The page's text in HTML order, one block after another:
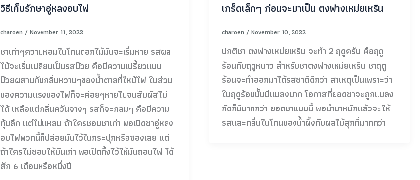
วิธีเก็บรักษาอู่หลงอบไฟ
charoen / November 11, 2022
ชาเก่าๆความหอมในโทนดอกไม้มันจะเริ่มหาย รสผล
ไม้จะเริ่มเปลี่ยนเป็นรสบ๊วย คือมีความเปรี้ยวแบบ
บ๊วยผสานกับกลิ่นหวานๆของน้ำตาลที่ไหม้ไฟ ในส่วน
ของความแรงของไฟก็จะค่อยๆหายไปจนสัมผัสไม่
ได้ เหลือแต่กลิ่นควันจางๆ รสก็จะกลมๆ คือมีความ
ทุ้มลึก แต่ไม่แหลม ถ้าใครชอบชาเก่า พอเปิดชาอู่หลง
อบไฟพวกนี้ก็ปล่อยมันไว้ในกระปุกหรือซองเลย แต่
ถ้าใครไม่ชอบให้มันเก่า พอเปิดทิ้งไว้ให้มันถอนไฟ ได้
สัก 6 เดือนหรือหนึ่งปี
เกร็ดเล็กๆ ก่อนจะมาเป็น ตงฟางเหม่ยเหริน
charoen / November 10, 2022
ปกติชา ตงฟางเหม่ยเหริน จะทำ 2 ฤดูครับ คือฤดู
ร้อนกับฤดูหนาว สำหรับชาตงฟางเหม่ยเหริน ชาฤดู
ร้อนจะทำออกมาได้รสชาติดีกว่า สาเหตุเป็นเพราะว่า
ในฤดูร้อนนั้นมีแมลงมาก โอกาสที่ยอดชาจะถูกแมลง
กัดก็มีมากกว่า ยอดชาแบบนี้ พอนำมาหมักแล้วจะให้
รสและกลิ่นในโทนของน้ำผึ้งกับผลไม้สุกที่มากกว่า